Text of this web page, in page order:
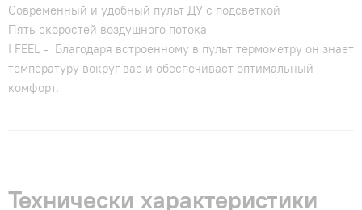
Современный и удобный пульт ДУ с подсветкой
Пять скоростей воздушного потока
I FEEL - Благодаря встроенному в пульт термометру он знает
температуру вокруг вас и обеспечивает оптимальный
комфорт.
Технически характеристики